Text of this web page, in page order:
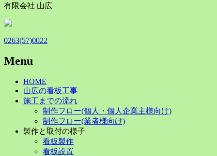
有限会社 山広
0263(57)0022
Menu
Skip
content
HOME
山広の看板工事
施工までの流れ
制作フロー(個人・個人企業主様向け)
制作フロー(業者様向け)
製作と取付の様子
看板製作
看板設置